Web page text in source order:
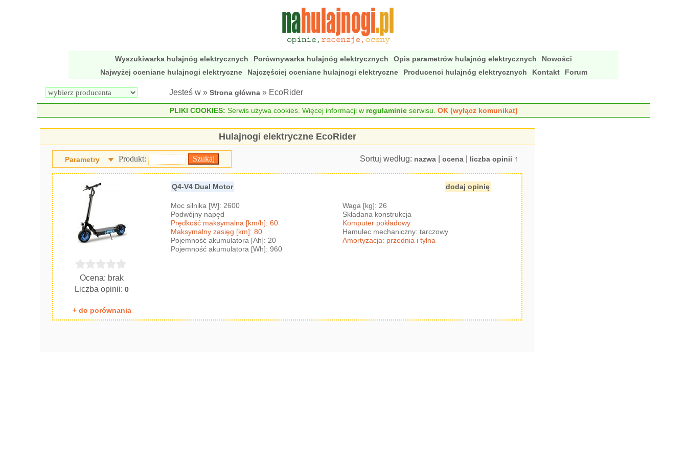
Wyszukiwarka hulajnóg elektrycznych Porównywarka hulajnóg elektrycznych Opis parametrów hulajnóg elektrycznych
Nowości
Najwyżej oceniane hulajnogi elektryczne
Najczęściej oceniane hulajnogi elektryczne Producenci hulajnóg elektrycznych Kontakt Forum
Jesteś w » Strona główna » EcoRider
PLIKI COOKIES: Serwis używa cookies. Więcej informacji w regulaminieserwisu. OK (wyłącz komunikat)
Hulajnogi elektryczne EcoRider
Sortuj według: nazwa| ocena| liczba opinii ↑
Parametry Produkt:
Q4-V4 Dual Motor dodaj opinię
Ocena: brak
Liczba opinii:0
Moc silnika [W]: 2600
Podwójny napęd
Prędkość maksymalna [km/h]: 60
Maksymalny zasięg [km]: 80
Pojemność akumulatora [Ah]: 20
Pojemność akumulatora [Wh]: 960
Waga [kg]: 26
Składana konstrukcja
Komputer pokładowy
Hamulec mechaniczny: tarczowy
Amortyzacja: przednia i tylna
+ do porównania